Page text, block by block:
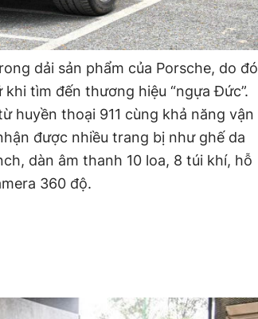
dải sản phẩm của Porsche, do đó
tìm đến thương hiệu “ngựa Đức”.
huyền thoại 911 cùng khả năng vận
được nhiều trang bị như ghế da
dàn âm thanh 10 loa, 8 túi khí, hỗ
360 độ.